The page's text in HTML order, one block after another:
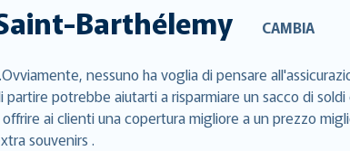
Barthélemy CAMBIA
nessuno ha voglia di pensare
potrebbe aiutarti a risparmiare un sacco di
ai clienti una copertura migliore a un prezzo
souvenirs .